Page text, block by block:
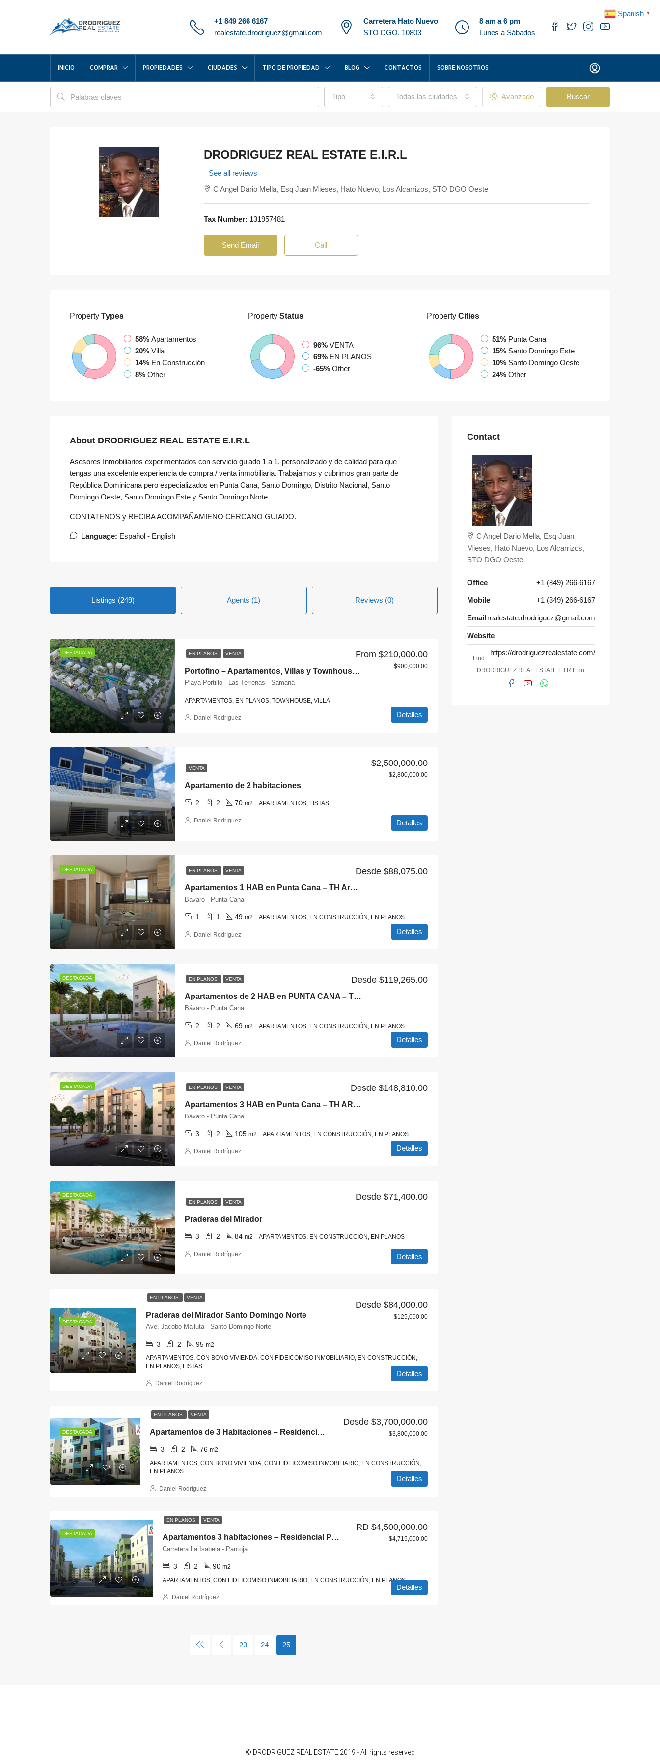
+1 849 266 6167
realestate.drodriguez@gmail.com
Carretera Hato Nuevo
STO DGO, 10803
8 am a 6 pm
Lunes a Sábados
INICIO COMPRAR PROPIEDADES CIUDADES TIPO DE PROPIEDAD BLOG CONTACTOS SOBRE NOSOTROS
Tipo Todas las ciudades Avanzado Buscar
DRODRIGUEZ REAL ESTATE E.I.R.L
See all reviews
C Angel Dario Mella, Esq Juan Mieses, Hato Nuevo, Los Alcarrizos, STO DGO Oeste
Tax Number: 131957481
Send Email Call
Property Types
58% Apartamentos
20% Villa
14% En Construcción
8% Other
Property Status
96% VENTA
69% EN PLANOS
-65% Other
PropertyCities
51% Punta Cana
15% Santo Domingo Este
10% Santo Domingo Oeste
24% Other
About DRODRIGUEZ REAL ESTATE E.I.R.L
Asesores Inmobiliarios experimentados con servicio guiado 1 a 1, personalizado y de calidad para que
tengas una excelente experiencia de compra / venta inmobiliaria. Trabajamos y cubrimos gran parte de
República Dominicana pero especializados en Punta Cana, Santo Domingo, Distrito Nacional, Santo
Domingo Oeste, Santo Domingo Este y Santo Domingo Norte.
CONTATENOS y RECIBA ACOMPAÑAMIENO CERCANO GUIADO.
Language: Español - English
Listings (249) Agents (1) Reviews (0)
DESTACADA EN PLANOS VENTA
Portofino – Apartamentos, Villas y Townhouses en Samaná
From $210,000.00
$900,000.00
Playa Portillo - Las Terrenas - Samaná
APARTAMENTOS, EN PLANOS, TOWNHOUSE, VILLA
Detalles
Daniel Rodríguez
VENTA
Apartamento de 2 habitaciones
$2,500,000.00
$2,800,000.00
2 2 70 m2 APARTAMENTOS, LISTAS
Detalles
Daniel Rodríguez
DESTACADA EN PLANOS VENTA
Apartamentos 1 HAB en Punta Cana – TH Arenas
Desde $88,075.00
Bavaro - Punta Cana
1 1 49 m2 APARTAMENTOS, EN CONSTRUCCIÓN, EN PLANOS
Detalles
Daniel Rodríguez
DESTACADA EN PLANOS VENTA
Apartamentos de 2 HAB en PUNTA CANA – TH ARENAS
Desde $119,265.00
Bávaro - Punta Cana
2 2 69 m2 APARTAMENTOS, EN CONSTRUCCIÓN, EN PLANOS
Detalles
Daniel Rodríguez
DESTACADA EN PLANOS VENTA
Apartamentos 3 HAB en Punta Cana – TH ARENAS
Desde $148,810.00
Bávaro - Púnta Cana
3 2 105 m2 APARTAMENTOS, EN CONSTRUCCIÓN, EN PLANOS
Detalles
Daniel Rodríguez
DESTACADA
EN PLANOS
VENTA
Praderas del Mirador
Desde $71,400.00
3 2 84 m2 APARTAMENTOS, EN CONSTRUCCIÓN, EN PLANOS
Detalles
Daniel Rodríguez
DESTACADA
EN PLANOS VENTA
Praderas del Mirador Santo Domingo Norte
Desde $84,000.00
$125,000.00
Ave. Jacobo Majluta - Santo Domingo Norte
3 2 95 m2
APARTAMENTOS, CON BONO VIVIENDA, CON FIDEICOMISO INMOBILIARIO, EN CONSTRUCCIÓN,
EN PLANOS, LISTAS
Detalles
Daniel Rodríguez
DESTACADA
EN PLANOS VENTA
Apartamentos de 3 Habitaciones – Residencial Poinciana
Desde $3,700,000.00
$3,800,000.00
3 2 76 m2
APARTAMENTOS, CON BONO VIVIENDA, CON FIDEICOMISO INMOBILIARIO, EN CONSTRUCCIÓN,
EN PLANOS
Detalles
Daniel Rodríguez
DESTACADA
EN PLANOS VENTA
Apartamentos 3 habitaciones – Residencial Poinciana
RD $4,500,000.00
$4,715,000.00
Carretera La Isabela - Pantoja
3 2 90 m2
APARTAMENTOS, CON FIDEICOMISO INMOBILIARIO, EN CONSTRUCCIÓN, EN PLANOS
Detalles
Daniel Rodríguez
23 24 25
Contact
C Angel Dario Mella, Esq Juan
Mieses, Hato Nuevo, Los Alcarrizos,
STO DGO Oeste
Office +1 (849) 266-6167
Mobile +1 (849) 266-6167
Emailrealestate.drodriguez@gmail.com
Website
https://drodriguezrealestate.com/
Find
DRODRIGUEZ REAL ESTATE E.I.R.L on:
© DRODRIGUEZ REAL ESTATE 2019 - All rights reserved
Spanish ▼